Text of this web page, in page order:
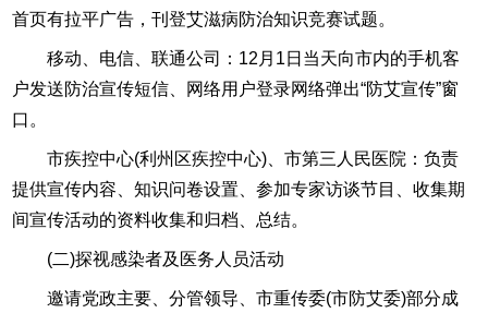
首页有拉平广告，刊登艾滋病防治知识竞赛试题。
移动、电信、联通公司：12月1日当天向市内的手机客
户发送防治宣传短信、网络用户登录网络弹出“防艾宣传”窗
口。
市疾控中心(利州区疾控中心)、市第三人民医院：负责
提供宣传内容、知识问卷设置、参加专家访谈节目、收集期
间宣传活动的资料收集和归档、总结。
(二)探视感染者及医务人员活动
邀请党政主要、分管领导、市重传委(市防艾委)部分成